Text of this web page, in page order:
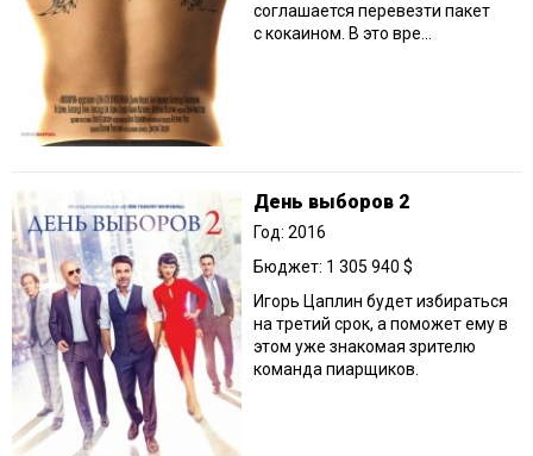
соглашается перевезти пакет
с кокаином. В это вре...
День выборов 2
Год: 2016
Бюджет: 1 305 940 $
Игорь Цаплин будет избираться
на третий срок, а поможет ему в
этом уже знакомая зрителю
команда пиарщиков.